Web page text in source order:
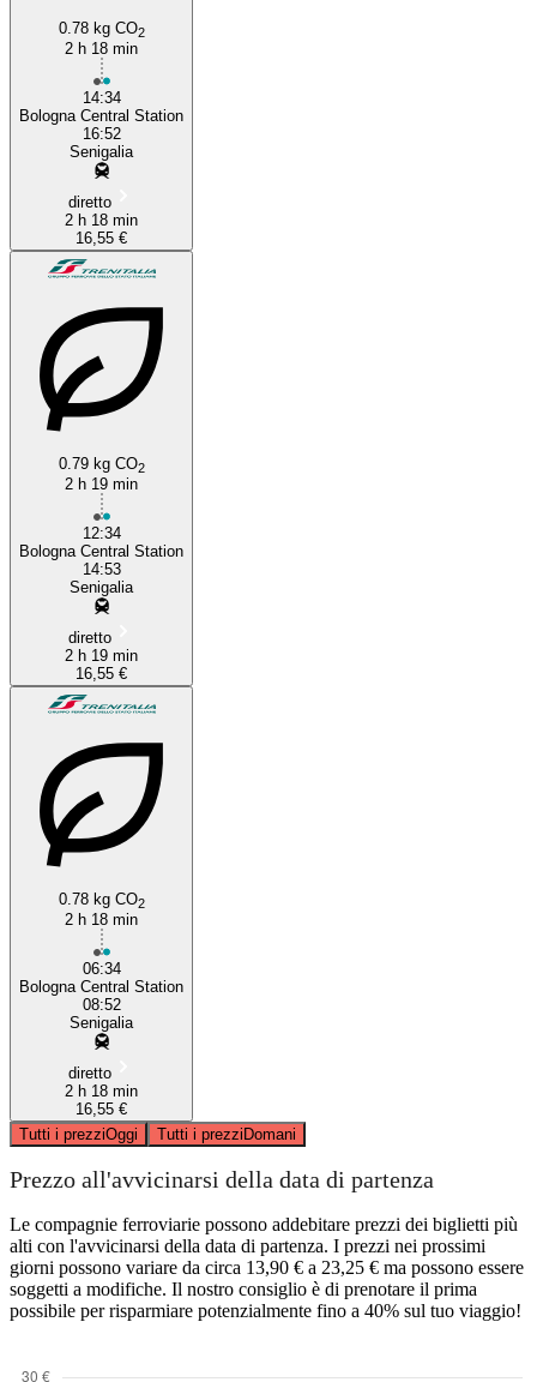
0.78 kg CO2
2 h 18 min
14:34
Bologna Central Station
16:52
Senigalia
diretto
2 h 18 min
16,55 €
0.79 kg CO2
2 h 19 min
12:34
Bologna Central Station
14:53
Senigalia
diretto
2 h 19 min
16,55 €
0.78 kg CO2
2 h 18 min
06:34
Bologna Central Station
08:52
Senigalia
diretto
2 h 18 min
16,55 €
Tutti i prezziOggi Tutti i prezziDomani
Prezzo all'avvicinarsi della data di partenza
Le compagnie ferroviarie possono addebitare prezzi dei biglietti più
alti con l'avvicinarsi della data di partenza. I prezzi nei prossimi
giorni possono variare da circa 13,90 € a 23,25 € ma possono essere
soggetti a modifiche. Il nostro consiglio è di prenotare il prima
possibile per risparmiare potenzialmente fino a 40% sul tuo viaggio!